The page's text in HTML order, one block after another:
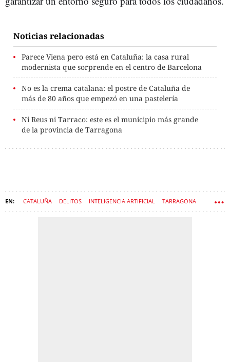
Noticias relacionadas
Parece Viena pero está en Cataluña: la casa rural
modernista que sorprende en el centro de Barcelona
No es la crema catalana: el postre de Cataluña de
más de 80 años que empezó en una pastelería
Ni Reus ni Tarraco: este es el municipio más grande
de la provincia de Tarragona
CATALUÑA DELITOS INTELIGENCIA ARTIFICIAL TARRAGONA